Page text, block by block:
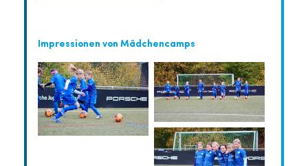
Impressionen von Mädchencamps